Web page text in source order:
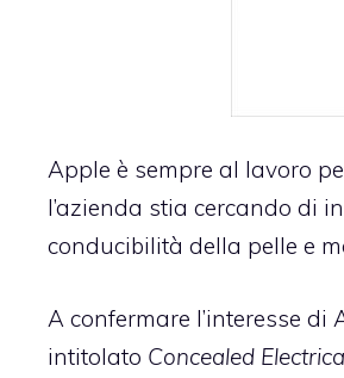
Apple è sempre al lavoro
l’azienda stia cercando di
conducibilità della pelle e
A confermare l’interesse di
intitolato Concealed